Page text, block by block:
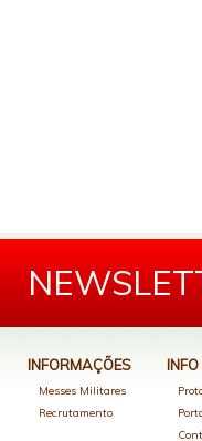
INFORMAÇÕES
Messes Militares
Recrutamento